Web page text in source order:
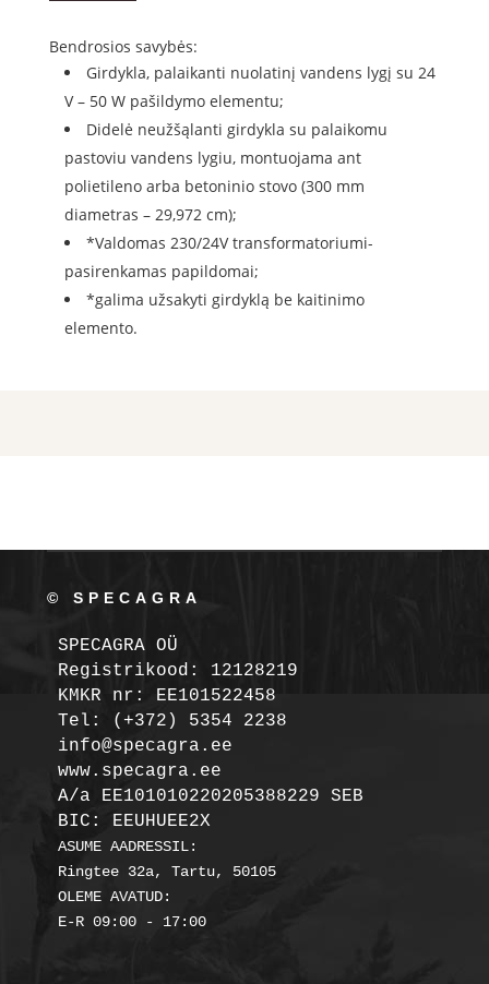
Bendrosios savybės:
Girdykla, palaikanti nuolatinį vandens lygį su 24
V – 50 W pašildymo elementu;
Didelė neužšąlanti girdykla su palaikomu
pastoviu vandens lygiu, montuojama ant
polietileno arba betoninio stovo (300 mm
diametras – 29,972 cm);
*Valdomas 230/24V transformatoriumi-
pasirenkamas papildomai;
*galima užsakyti girdyklą be kaitinimo
elemento.
© SPECAGRA
SPECAGRA OÜ
Registrikood: 12128219
KMKR nr: EE101522458
Tel: (+372) 5354 2238
info@specagra.ee
A/a EE101010220205388229 SEB
BIC: EEUHUEE2X
ASUME AADRESSIL:
Ringtee 32a, Tartu, 50105
OLEME AVATUD:
E-R 09:00 - 17:00